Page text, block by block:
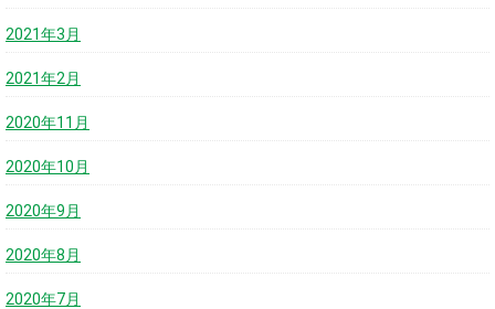
2021年3月
2021年2月
2020年11月
2020年10月
2020年9月
2020年8月
2020年7月